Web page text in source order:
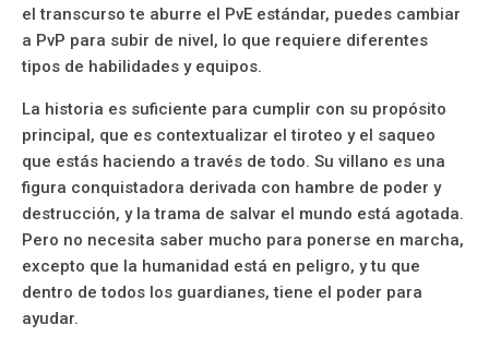
el transcurso te aburre el PvE estándar, puedes cambiar
a PvP para subir de nivel, lo que requiere diferentes
tipos de habilidades y equipos.
La historia es suficiente para cumplir con su propósito
principal, que es contextualizar el tiroteo y el saqueo
que estás haciendo a través de todo. Su villano es una
figura conquistadora derivada con hambre de poder y
destrucción, y la trama de salvar el mundo está agotada.
Pero no necesita saber mucho para ponerse en marcha,
excepto que la humanidad está en peligro, y tu que
dentro de todos los guardianes, tiene el poder para
ayudar.